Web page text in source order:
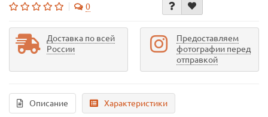
0
Доставка по всей
России
Предоставляем
фотографии перед
отправкой
Описание Характеристики